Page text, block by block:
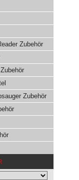
Zubehör
Zubehör